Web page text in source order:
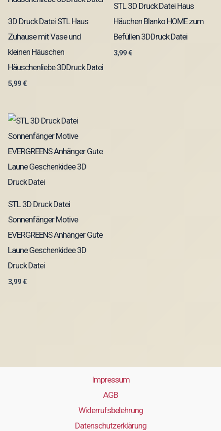
3D Druck Datei STL Haus
Zuhause mit Vase und
kleinen Häuschen
Häuschenliebe 3DDruck Datei
5,99€
STL 3D Druck Datei Haus
Häuchen Blanko HOME zum
Befüllen 3DDruck Datei
3,99€
STL 3D Druck Datei
Sonnenfänger Motive
EVERGREENS Anhänger Gute
Laune Geschenkidee 3D
Druck Datei
3,99€
Impressum
AGB
Widerrufsbelehrung
Datenschutzerklärung